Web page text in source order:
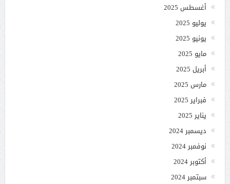
أغسطس 2025
يوليو 2025
يونيو 2025
مايو 2025
أبريل 2025
مارس 2025
فبراير 2025
يناير 2025
ديسمبر 2024
نوفمبر 2024
أكتوبر 2024
سبتمبر 2024